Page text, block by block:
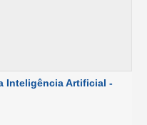
Inteligência Artificial -